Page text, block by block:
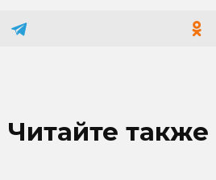
Читайте также